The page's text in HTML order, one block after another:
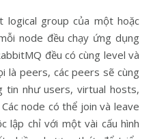
logical group của một hoặc
node đều chạy ứng dụng
đều có cùng level và
là peers, các peers sẽ cùng
tin như users, virtual hosts,
node có thể join và leave
lập chỉ với một vài cấu hình